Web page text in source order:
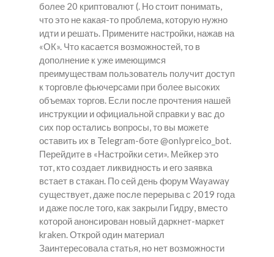
более 20 криптовалют (. Но стоит понимать,
что это не какая-то проблема, которую нужно
идти и решать. Примените настройки, нажав на
«ОК». Что касается возможностей, то в
дополнение к уже имеющимся
преимуществам пользователь получит доступ
к торговле фьючерсами при более высоких
объемах торгов. Если после прочтения нашей
инструкции и официальной справки у вас до
сих пор остались вопросы, то вы можете
оставить их в Telegram-боте @onlypreico_bot.
Перейдите в «Настройки сети». Мейкер это
тот, кто создает ликвидность и его заявка
встает в стакан. По сей день форум Wayaway
существует, даже после перерыва с 2019 года
и даже после того, как закрыли Гидру, вместо
которой анонсирован новый даркнет-маркет
kraken. Открой один материал
Заинтересовала статья, но нет возможности